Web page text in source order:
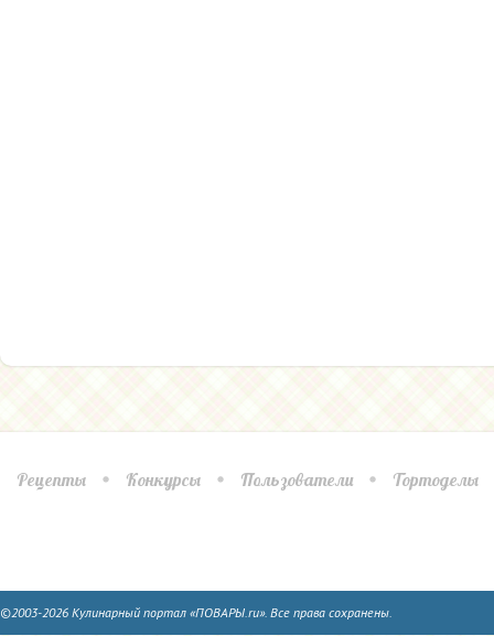
Рецепты Конкурсы Пользователи Тортоделы
©2003-2026 Кулинарный портал «ПОВАРЫ.ru». Все права сохранены.